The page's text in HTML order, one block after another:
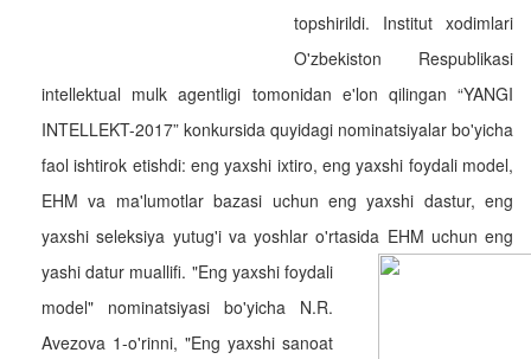
topshirildi. Institut xodimlari
O'zbekiston Respublikasi
intellektual mulk agentligi tomonidan e'lon qilingan “YANGI
INTELLEKT-2017” konkursida quyidagi nominatsiyalar bo'yicha
faol ishtirok etishdi: eng yaxshi ixtiro, eng yaxshi foydali model,
EHM va ma'lumotlar bazasi uchun eng yaxshi dastur, eng
yaxshi seleksiya yutug'i va yoshlar o'rtasida EHM uchun eng
yashi datur muallifi. "Eng yaxshi foydali
model" nominatsiyasi bo'yicha N.R.
Avezova 1-o'rinni, "Eng yaxshi sanoat